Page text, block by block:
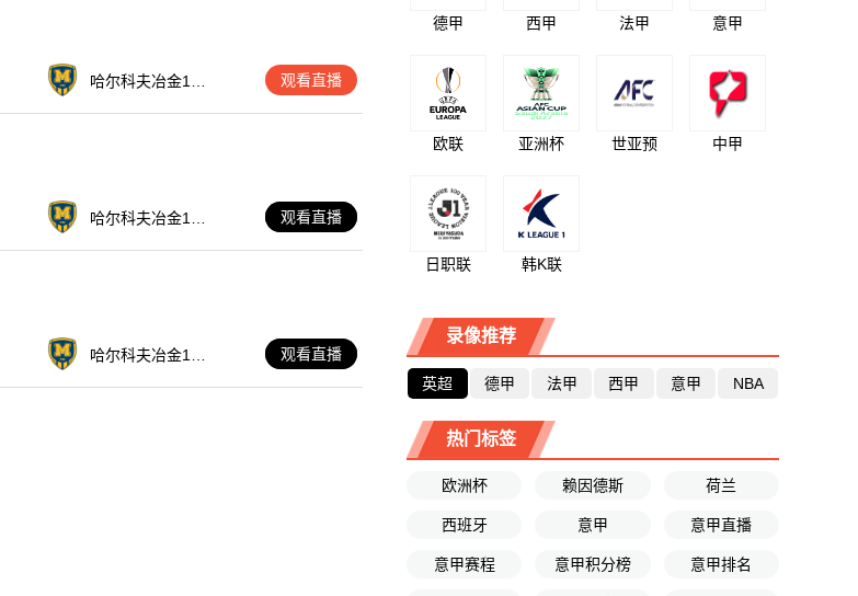
哈尔科夫冶金192
观看直播
哈尔科夫冶金192
观看直播
哈尔科夫冶金192
观看直播
德甲 西甲 法甲 意甲
欧联 亚洲杯 世亚预 中甲
日职联 韩K联
录像推荐
英超 德甲 法甲 西甲 意甲 NBA
热门标签
欧洲杯 赖因德斯 荷兰
西班牙 意甲 意甲直播
意甲赛程 意甲积分榜 意甲排名